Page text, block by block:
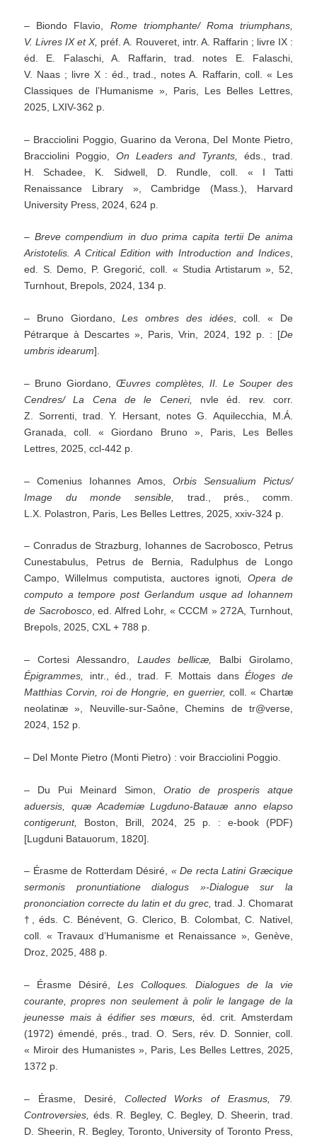
– Biondo Flavio, Rome triomphante/ Roma triumphans,
V. Livres IX et X, préf. A. Rouveret, intr. A. Raffarin ; livre IX :
éd. E. Falaschi, A. Raffarin, trad. notes E. Falaschi,
V. Naas ; livre X : éd., trad., notes A. Raffarin, coll. « Les
Classiques de l’Humanisme », Paris, Les Belles Lettres,
2025, LXIV-362 p.
– Bracciolini Poggio, Guarino da Verona, Del Monte Pietro,
Bracciolini Poggio, On Leaders and Tyrants,
éds., trad.
H. Schadee, K. Sidwell, D. Rundle, coll. « I Tatti
Renaissance Library », Cambridge (Mass.), Harvard
University Press, 2024, 624 p.
– Breve compendium in duo prima capita tertii De anima
Aristotelis.A Critical Edition with Introduction and Indices,
ed. S. Demo, P. Gregorić, coll. « Studia Artistarum », 52,
Turnhout, Brepols, 2024, 134 p.
– Bruno Giordano,Les ombres des idées, coll. « De
Pétrarque à Descartes », Paris, Vrin, 2024, 192 p. : [De
umbris idearum].
– Bruno Giordano,Œuvres complètes, II. Le Souper des
Cendres/ La Cena de le Ceneri,
nvle éd. rev. corr.
Z. Sorrenti, trad. Y. Hersant, notes G. Aquilecchia, M.Á.
Granada, coll. « Giordano Bruno », Paris, Les Belles
Lettres, 2025, ccl-442 p.
– Comenius Iohannes Amos, Orbis Sensualium Pictus/
Image du monde sensible
trad., prés., comm.
L.X. Polastron, Paris, Les Belles Lettres, 2025, xxiv-324 p.
– Conradus de Strazburg, Iohannes de Sacrobosco, Petrus
Cunestabulus, Petrus de Bernia, Radulphus de Longo
Campo, Willelmus computista, auctores ignoti, Opera de
computo a tempore post Gerlandum usque ad Iohannem
de Sacrobosco, ed. Alfred Lohr, « CCCM » 272A, Turnhout,
Brepols, 2025, CXL + 788 p.
– Cortesi Alessandro, Laudes bellicæ,
Balbi Girolamo,
Épigrammes,
intr., éd., trad. F. Mottais dansÉloges de
Matthias Corvin, roi de Hongrie, en guerrier, coll. « Chartæ
neolatinæ », Neuville-sur-Saône, Chemins de tr@verse,
2024, 152 p.
– Del Monte Pietro (Monti Pietro) : voir Bracciolini Poggio.
– Du Pui Meinard Simon, Oratio de prosperis atque
aduersis, quæ Academiæ Lugduno-Batauæ anno elapso
contigerunt,
Boston, Brill, 2024, 25 p. : e-book (PDF)
[Lugduni Batauorum, 1820].
– Érasme de Rotterdam Désiré, « De recta Latini Græcique
sermonis pronuntiatione dialogus »-Dialogue sur la
prononciation correcte du latin et du grec, trad. J. Chomarat
†, éds. C. Bénévent, G. Clerico, B. Colombat, C. Nativel,
coll. « Travaux d’Humanisme et Renaissance », Genève,
Droz, 2025, 488 p.
– Érasme Désiré,Les Colloques. Dialogues de la vie
courante, propres non seulement à polir le langage de la
jeunesse mais à édifier ses mœurs,
éd. crit. Amsterdam
(1972) émendé, prés., trad. O. Sers, rév. D. Sonnier, coll.
« Miroir des Humanistes », Paris, Les Belles Lettres, 2025,
1372 p.
– Érasme, Desiré, Collected Works of Erasmus, 79.
Controversies, éds. R. Begley, C. Begley, D. Sheerin, trad.
D. Sheerin, R. Begley, Toronto, University of Toronto Press,